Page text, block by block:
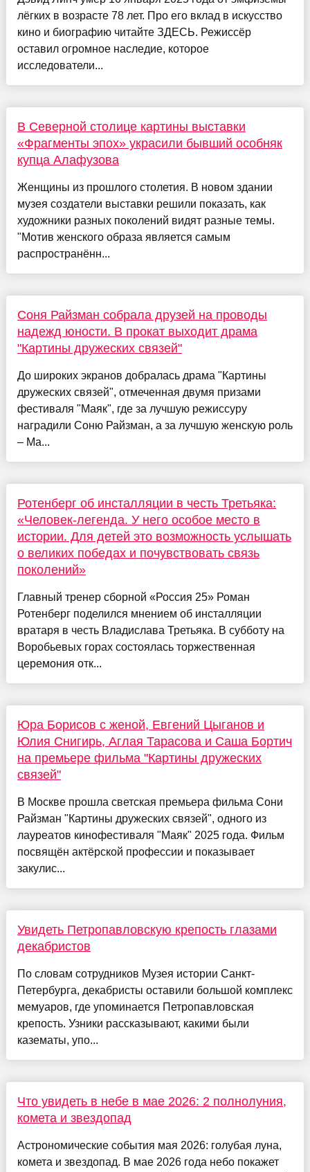
лёгких в возрасте 78 лет. Про его вклад в искусство
кино и биографию читайте ЗДЕСЬ. Режиссёр
оставил огромное наследие, которое
исследователи...
В Северной столице картины выставки
«Фрагменты эпох» украсили бывший особняк
купца Алафузова
Женщины из прошлого столетия. В новом здании
музея создатели выставки решили показать, как
художники разных поколений видят разные темы.
"Мотив женского образа является самым
распространённ...
Соня Райзман собрала друзей на проводы
надежд юности. В прокат выходит драма
"Картины дружеских связей"
До широких экранов добралась драма "Картины
дружеских связей", отмеченная двумя призами
фестиваля "Маяк", где за лучшую режиссуру
наградили Соню Райзман, а за лучшую женскую роль
– Ма...
Ротенберг об инсталляции в честь Третьяка:
«Человек-легенда. У него особое место в
истории. Для детей это возможность услышать
о великих победах и почувствовать связь
поколений»
Главный тренер сборной «Россия 25» Роман
Ротенберг поделился мнением об инсталляции
вратаря в честь Владислава Третьяка. В субботу на
Воробьевых горах состоялась торжественная
церемония отк...
Юра Борисов с женой, Евгений Цыганов и
Юлия Снигирь, Аглая Тарасова и Саша Бортич
на премьере фильма "Картины дружеских
связей"
В Москве прошла светская премьера фильма Сони
Райзман "Картины дружеских связей", одного из
лауреатов кинофестиваля "Маяк" 2025 года. Фильм
посвящён актёрской профессии и показывает
закулис...
Увидеть Петропавловскую крепость глазами
декабристов
По словам сотрудников Музея истории Санкт-
Петербурга, декабристы оставили большой комплекс
мемуаров, где упоминается Петропавловская
крепость. Узники рассказывают, какими были
казематы, упо...
Что увидеть в небе в мае 2026: 2 полнолуния,
комета и звездопад
Астрономические события мая 2026: голубая луна,
комета и звездопад. В мае 2026 года небо покажет